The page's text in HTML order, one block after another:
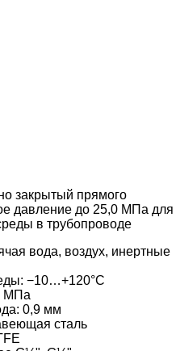
закрытый прямого
давление до 25,0 МПа для
в трубопроводе
вода, воздух, инертные
−10…+120°С
МПа
0,9 мм
сталь